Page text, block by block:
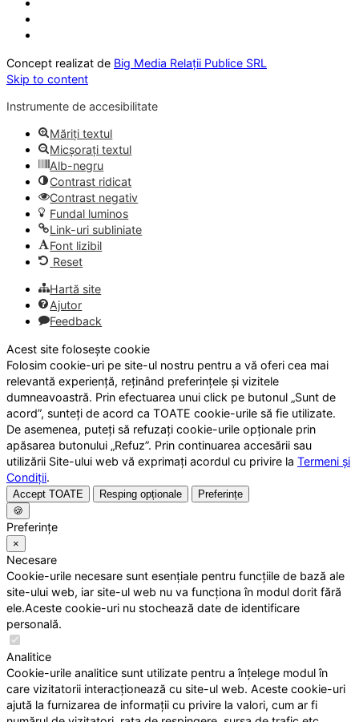
Concept realizat de Big Media Relații Publice SRL
Skip to content
Instrumente de accesibilitate
Măriți textul
Micșorați textul
Alb-negru
Contrast ridicat
Contrast negativ
Fundal luminos
Link-uri subliniate
Font lizibil
Reset
Hartă site
Ajutor
Feedback
Acest site folosește cookie
Folosim cookie-uri pe site-ul nostru pentru a vă oferi cea mai
relevantă experiență, reținând preferințele și vizitele
dumneavoastră. Prin efectuarea unui click pe butonul „Sunt de
acord”, sunteți de acord ca TOATE cookie-urile să fie utilizate.
De asemenea, puteți să refuzați cookie-urile opționale prin
apăsarea butonului „Refuz”. Prin continuarea accesării sau
utilizării Site-ului web vă exprimați acordul cu privire la Termeni și
Condiții.
Accept TOATE Resping opționale
Preferințe
🍪
Preferințe
×
Necesare
Cookie-urile necesare sunt esențiale pentru funcțiile de bază ale
site-ului web, iar site-ul web nu va funcționa în modul dorit fără
ele.Aceste cookie-uri nu stochează date de identificare
personală.
Analitice
Cookie-urile analitice sunt utilizate pentru a înțelege modul în
care vizitatorii interacționează cu site-ul web. Aceste cookie-uri
ajută la furnizarea de informații cu privire la valori, cum ar fi